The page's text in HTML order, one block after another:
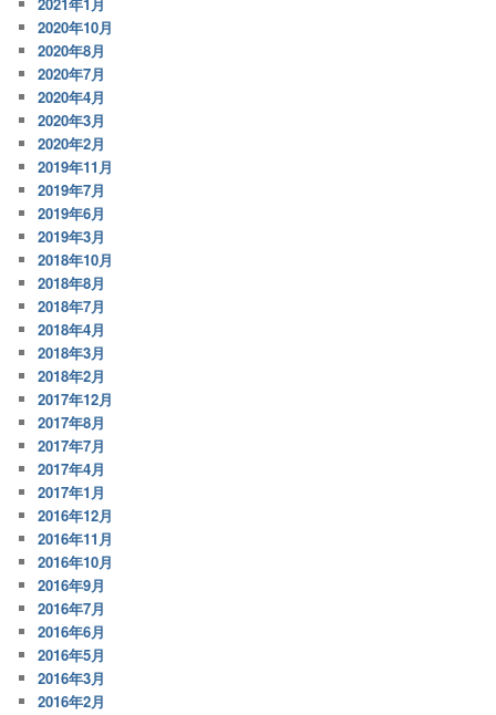
2020年10月
2020年8月
2020年7月
2020年4月
2020年3月
2020年2月
2019年11月
2019年7月
2019年6月
2019年3月
2018年10月
2018年8月
2018年7月
2018年4月
2018年3月
2018年2月
2017年12月
2017年8月
2017年7月
2017年4月
2017年1月
2016年12月
2016年11月
2016年10月
2016年9月
2016年7月
2016年6月
2016年5月
2016年3月
2016年2月